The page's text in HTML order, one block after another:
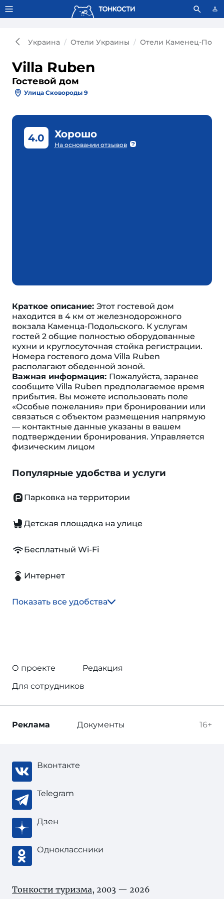
Тонкости используют сookie-файлы. Что это значит?
Украина Отели Украины Отели Каменец-
Villa Ruben
Гостевой дом
Улица Сковороды 9
4.0 Хорошо
На основании отзывов
Краткое описание: Этот гостевой дом
находится в 4 км от железнодорожного
вокзала Каменца-Подольского. К услугам
гостей 2 общие полностью оборудованные
кухни и круглосуточная стойка регистрации.
Номера гостевого дома Villa Ruben
располагают обеденной зоной.
Важная информация: Пожалуйста, заранее
сообщите Villa Ruben предполагаемое время
прибытия. Вы можете использовать поле
«Особые пожелания» при бронировании или
связаться с объектом размещения напрямую
— контактные данные указаны в вашем
подтверждении бронирования. Управляется
физическим лицом
Популярные удобства и услуги
Парковка на территории
Детская площадка на улице
Бесплатный Wi-Fi
Интернет
Показать все удобства
О проекте
Редакция
Для сотрудников
16+
Реклама Документы
Вконтакте
Telegram
Дзен
Одноклассники
Тонкости туризма, 2003 — 2026